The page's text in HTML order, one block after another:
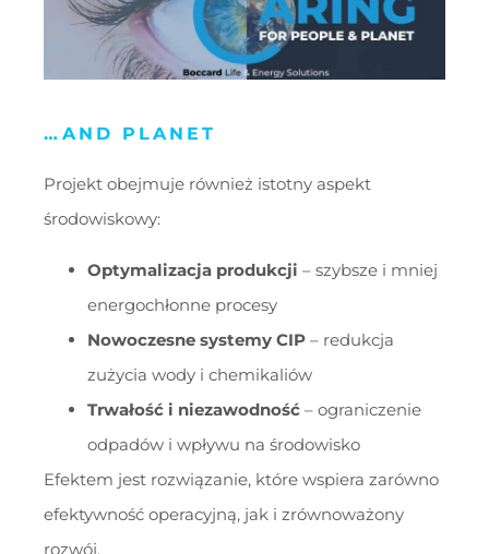
…AND PLANET
Projekt obejmuje również istotny aspekt
środowiskowy:
Optymalizacja produkcji – szybsze i mniej
energochłonne procesy
Nowoczesne systemy CIP – redukcja
zużycia wody i chemikaliów
Trwałość i niezawodność – ograniczenie
odpadów i wpływu na środowisko
Efektem jest rozwiązanie, które wspiera zarówno
efektywność operacyjną, jak i zrównoważony
rozwój.